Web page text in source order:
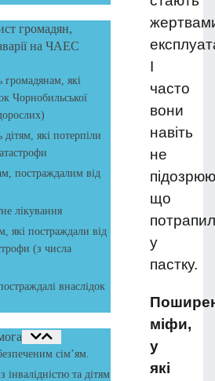
громадян,
на ЧАЕС
громадянам, які
Чорнобильської
які потерпіли
постраждалим від
лікування
які постраждали від
(з числа
внаслідок
сім’ям.
та дітям
І
часто
вони
навіть
не
що
у
пастку.
міфи,
у
які